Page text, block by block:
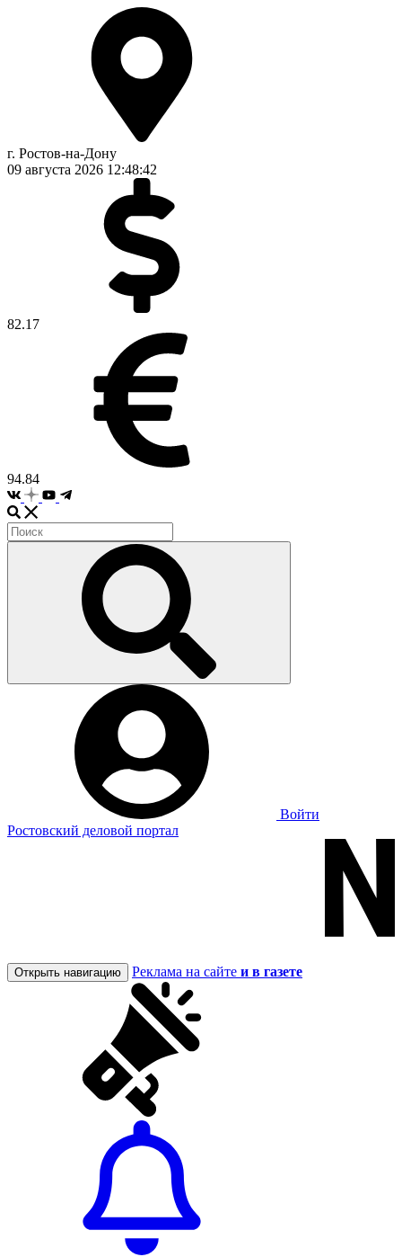
г. Ростов-на-Дону
09 августа 2026 12:48:43
82.17
94.84
Войти
Ростовский деловой портал
Открыть навигацию Реклама на сайте и в газете